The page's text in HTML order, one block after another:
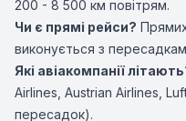
200 - 8 500 км повітрям.
Чи є прямі рейси?
виконується з
Які авіакомпанії
Airlines Austrian Airlines
пересадок).